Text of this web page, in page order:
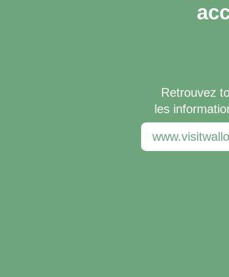
Retrouvez
les